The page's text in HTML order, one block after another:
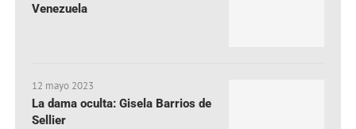
Venezuela
12 mayo 2023
La dama oculta: Gisela Barrios de
Sellier